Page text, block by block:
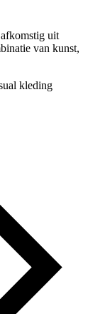
uit
van kunst,
kleding